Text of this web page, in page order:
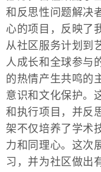
和反思性问题解决
心的项目，反映了
从社区服务计划到
人成长和全球参与
的热情产生共鸣的
意识和文化保护。
和执行项目，并反
架不仅培养了学术
力和同理心。这次
习，并为社区做出